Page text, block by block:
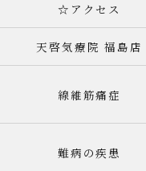
☆アクセス
天啓気療院 福島店
線維筋痛症
難病の疾患